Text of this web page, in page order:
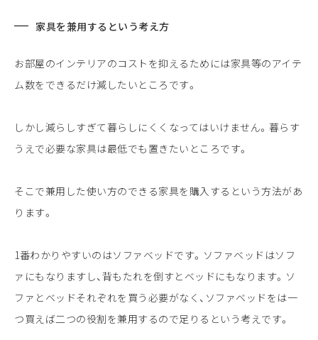
家具を兼用するという考え方
お部屋のインテリアのコストを抑えるためには家具等のアイテ
ム数をできるだけ減したいところです。
しかし減らしすぎて暮らしにくくなってはいけません。暮らす
うえで必要な家具は最低でも置きたいところです。
そこで兼用した使い方のできる家具を購入するという方法があ
ります。
1番わかりやすいのはソファベッドです。ソファベッドはソフ
ァにもなりますし、背もたれを倒すとベッドにもなります。ソ
ファとベッドそれぞれを買う必要がなく、ソファベッドをは一
つ買えば二つの役割を兼用するので足りるという考えです。